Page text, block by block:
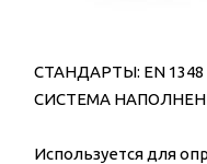
СТАНДАРТЫ: EN 1348
СИСТЕМА
Используется для